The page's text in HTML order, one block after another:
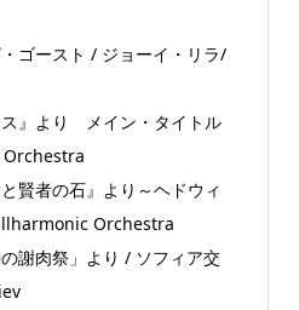
ゴースト / ジョーイ・リラ/
』より メイン・タイトル
賢者の石』より～ヘドウィ
Orchestra
謝肉祭」より / ソフィア交